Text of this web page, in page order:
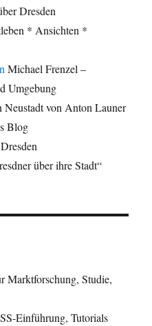
Dresden
* Ansichten *
Michael Frenzel –
Umgebung
Neustadt von Anton Launer
Blog
über ihre Stadt“
Marktforschung, Studie,
Einführung, Tutorials